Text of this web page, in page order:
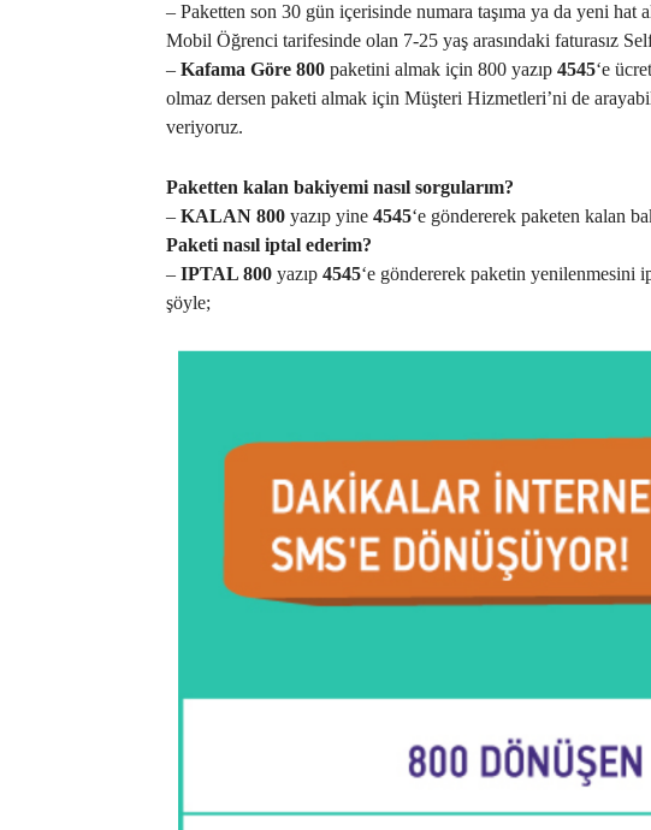
– Paketten son 30 gün içerisinde numara taşıma ya da yeni
Mobil Öğrenci tarifesinde olan 7-25 yaş arasındaki faturasız
– Kafama Göre 800 paketini almak için 800 yazıp 4545‘e
olmaz dersen paketi almak için Müşteri Hizmetleri’ni de
veriyoruz.
Paketten kalan bakiyemi nasıl sorgularım?
– KALAN 800 yazıp yine 4545‘e göndererek paketen kalan
Paketi nasıl iptal ederim?
– IPTAL 800 yazıp 4545‘e göndererek paketin yenilenmesini
şöyle;